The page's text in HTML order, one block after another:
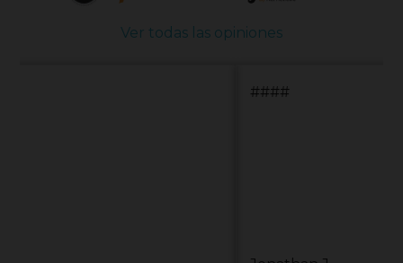
Ver todas las opiniones